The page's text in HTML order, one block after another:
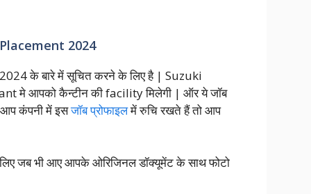
2024
2024 के बारे में सूचित करने के लिए है | Suzuki
मे आपको कैन्टीन की facility मिलेगी | ऑर ये जॉब
कंपनी में इसजॉब प्रोफाइलमें रुचि रखते हैं तो आप
जब भी आए आपके ओरिजिनल डॉक्यूमेंट के साथ फोटो